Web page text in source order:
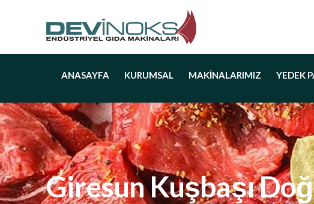
ANASAYFA KURUMSAL MAKINALARIMIZ YEDEK
Giresun Kuşbaşı